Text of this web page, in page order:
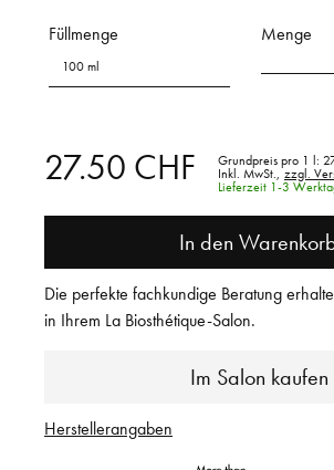
Füllmenge
100 ml
Menge
27.50 CHF Grundpreis pro 1 l:
Inkl. MwSt.,
zzgl.
Lieferzeit 1-3
In den
Im Salon kaufen
Die perfekte fachkundige Beratung
in Ihrem La Biosthétique-Salon.
Herstellerangaben